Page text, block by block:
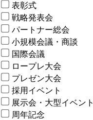
表彰式
戦略発表会
パートナー総会
小規模会議・商談
国際会議
ロープレ大会
プレゼン大会
採用イベント
展示会・大型イベント
周年記念